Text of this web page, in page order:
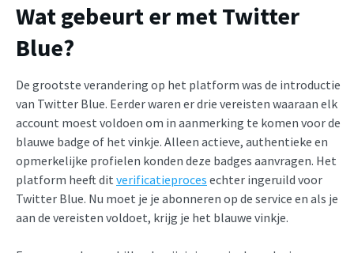
Wat gebeurt er met Twitter
Blue?
De grootste verandering op het platform was de introductie
van Twitter Blue. Eerder waren er drie vereisten waaraan elk
account moest voldoen om in aanmerking te komen voor de
blauwe badge of het vinkje. Alleen actieve, authentieke en
opmerkelijke profielen konden deze badges aanvragen. Het
platform heeft dit verificatieproces echter ingeruild voor
Twitter Blue. Nu moet je je abonneren op de service en als je
aan de vereisten voldoet, krijg je het blauwe vinkje.